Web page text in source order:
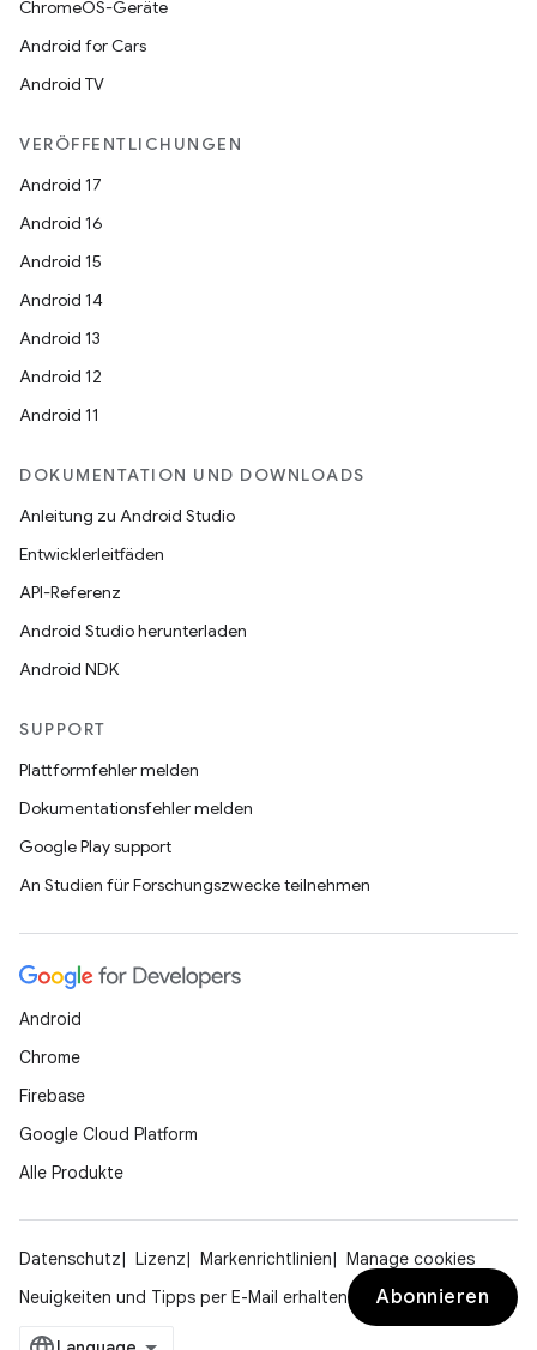
ChromeOS-Geräte
Android for Cars
Android TV
VERÖFFENTLICHUNGEN
Android 17
Android 16
Android 15
Android 14
Android 13
Android 12
Android 11
DOKUMENTATION UND DOWNLOADS
Anleitung zu Android Studio
Entwicklerleitfäden
API-Referenz
Android Studio herunterladen
Android NDK
SUPPORT
Plattformfehler melden
Dokumentationsfehler melden
Google Play support
An Studien für Forschungszwecke teilnehmen
Android
Chrome
Firebase
Google Cloud Platform
Alle Produkte
Datenschutz Lizenz Markenrichtlinien
Manage cookies
Neuigkeiten und Tipps per E-Mail erhalten
Abonnieren